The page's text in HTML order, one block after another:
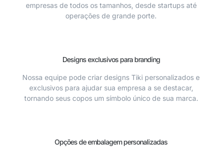
empresas de todos os tamanhos, desde startups até
operações de grande porte.
Designs exclusivos para branding
Nossa equipe pode criar designs Tiki personalizados e
exclusivos para ajudar sua empresa a se destacar,
tornando seus copos um símbolo único de sua marca.
Opções de embalagem personalizadas